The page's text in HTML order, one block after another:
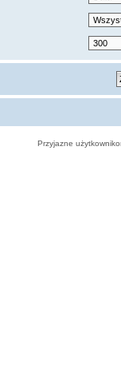
Przyjazne